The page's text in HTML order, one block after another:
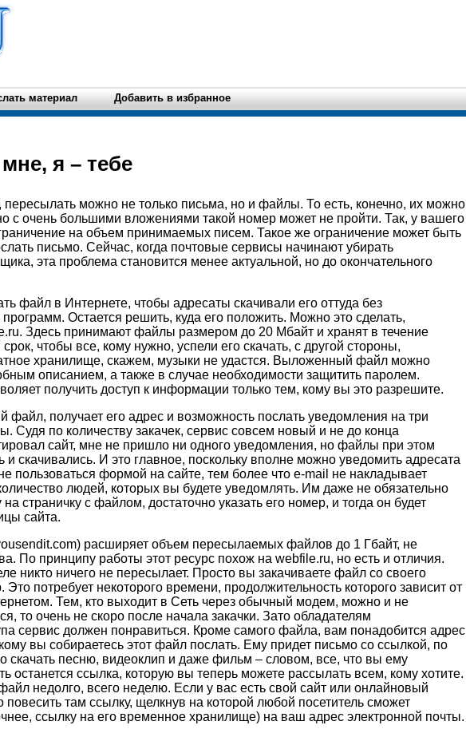
материал Добавить в избранное
я – тебе
пересылать можно не только письма, но и файлы. То есть, конечно, их можно
с очень большими вложениями такой номер может не пройти. Так, у вашего
на объем принимаемых писем. Такое же ограничение может быть
письмо. Сейчас, когда почтовые сервисы начинают убирать
эта проблема становится менее актуальной, но до окончательного
файл в Интернете, чтобы адресаты скачивали его оттуда без
Остается решить, куда его положить. Можно это сделать,
Здесь принимают файлы размером до 20 Мбайт и хранят в течение
чтобы все, кому нужно, успели его скачать, с другой стороны,
хранилище, скажем, музыки не удастся. Выложенный файл можно
описанием, а также в случае необходимости защитить паролем.
получить доступ к информации только тем, кому вы это разрешите.
получает его адрес и возможность послать уведомления на три
Судя по количеству закачек, сервис совсем новый и не до конца
сайт, мне не пришло ни одного уведомления, но файлы при этом
скачивались. И это главное, поскольку вполне можно уведомить адресата
пользоваться формой на сайте, тем более что e-mail не накладывает
людей, которых вы будете уведомлять. Им даже не обязательно
страничку с файлом, достаточно указать его номер, и тогда он будет
сайта.
расширяет объем пересылаемых файлов до 1 Гбайт, не
По принципу работы этот ресурс похож на webfile.ru, но есть и отличия.
никто ничего не пересылает. Просто вы закачиваете файл со своего
потребует некоторого времени, продолжительность которого зависит от
Тем, кто выходит в Сеть через обычный модем, можно и не
то очень не скоро после начала закачки. Зато обладателям
сервис должен понравиться. Кроме самого файла, вам понадобится адрес
вы собираетесь этот файл послать. Ему придет письмо со ссылкой, по
скачать песню, видеоклип и даже фильм – словом, все, что вы ему
останется ссылка, которую вы теперь можете рассылать всем, кому хотите.
недолго, всего неделю. Если у вас есть свой сайт или онлайновый
повесить там ссылку, щелкнув на которой любой посетитель сможет
ссылку на его временное хранилище) на ваш адрес электронной почты.